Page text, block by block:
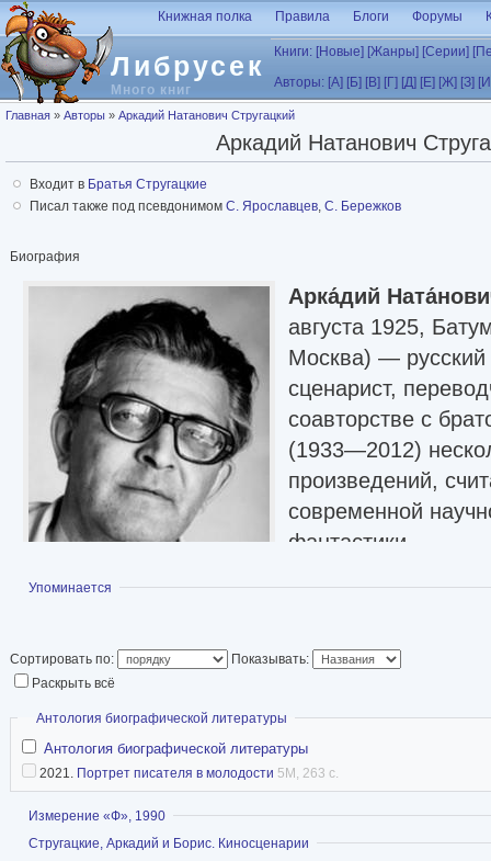
Перейти к основному содержанию
Либрусек
Много книг
Книжная полка Правила Блоги Форумы
Книги: [Новые] [Жанры] [Серии]
Авторы: [А] [Б] [В] [Г] [Д] [Е] [Ж] [З]
Вы здесь
Главная » Авторы » Аркадий Натанович Стругацкий
Аркадий Натанович
Входит в Братья Стругацкие
Писал также под псевдонимом С. Ярославцев, С. Бережков
Биография
Арка́дий
августа 1925,
Москва) — русский
сценарист,
соавторстве с
(1933—2012)
произведений,
современной
фантастики.
Статья в
Показать
Упоминается
Сортировать по:
Показывать:
Раскрыть всё
Скрыть
Антология биографической литературы
Антология биографической литературы
2021. Портрет писателя в молодости 5M, 263 с.
Показать
Измерение «Ф», 1990
Показать
Стругацкие, Аркадий и Борис. Киносценарии